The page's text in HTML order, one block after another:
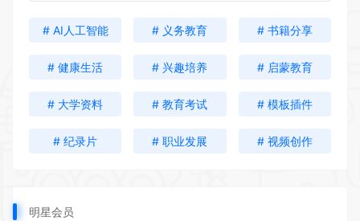
# AI人工智能 # 义务教育 # 书籍分享
# 健康生活 # 兴趣培养 # 启蒙教育
# 大学资料 # 教育考试 # 模板插件
# 纪录片 # 职业发展 # 视频创作
明星会员